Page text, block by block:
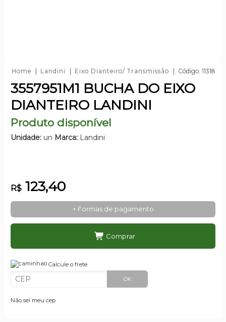
Home Landini Eixo Dianteiro/ Transmissão Código: 11318
3557951M1 BUCHA DO EIXO
DIANTEIRO LANDINI
Produto disponível
Unidade:un Marca:Landini
R$123,40
+ Formas de pagamento
Comprar
Calcule o frete
OK
Não sei meu cep